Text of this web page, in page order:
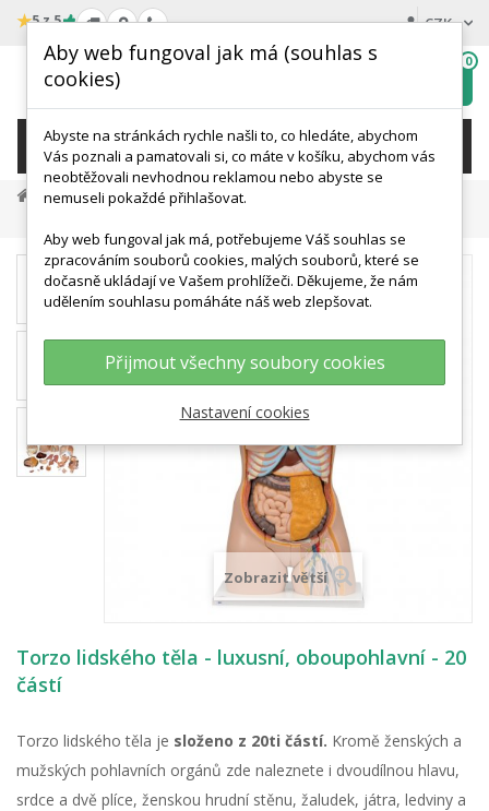
★5 z 5 CZK
wishlist
0
KATEGORIE
Anatomické Modely
Modely Lidského Trupu (torza)
Zobrazit větší
Torzo lidského těla - luxusní, oboupohlavní - 20
částí
Torzo lidského těla je složeno z 20ti částí. Kromě ženských a
mužských pohlavních orgánů zde naleznete i dvoudílnou hlavu,
srdce a dvě plíce, ženskou hrudní stěnu, žaludek, játra, ledviny a
Aby web fungoval jak má (souhlas s
cookies)
Abyste na stránkách rychle našli to, co hledáte, abychom
Vás poznali a pamatovali si, co máte v košíku, abychom vás
neobtěžovali nevhodnou reklamou nebo abyste se
nemuseli pokaždé přihlašovat.
Aby web fungoval jak má, potřebujeme Váš souhlas se
zpracováním souborů cookies, malých souborů, které se
dočasně ukládají ve Vašem prohlížeči. Děkujeme, že nám
udělením souhlasu pomáháte náš web zlepšovat.
Přijmout všechny soubory cookies
Nastavení cookies